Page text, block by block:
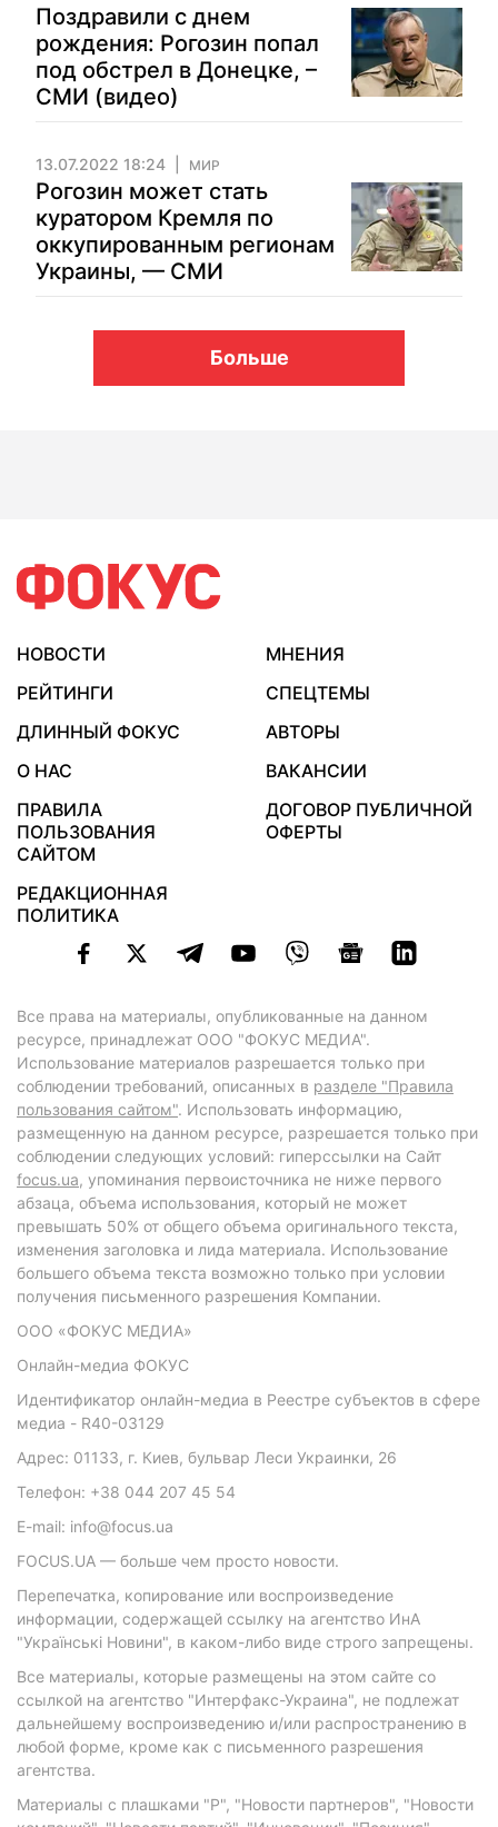
Поздравили с днем
рождения: Рогозин попал
под обстрел в Донецке, –
СМИ (видео)
13.07.2022 18:24 МИР
Рогозин может стать
куратором Кремля по
оккупированным регионам
Украины, — СМИ
Больше
НОВОСТИ
МНЕНИЯ
РЕЙТИНГИ
СПЕЦТЕМЫ
ДЛИННЫЙ ФОКУС
АВТОРЫ
О НАС
ВАКАНСИИ
ПРАВИЛА
ПОЛЬЗОВАНИЯ
САЙТОМ
ДОГОВОР ПУБЛИЧНОЙ
ОФЕРТЫ
РЕДАКЦИОННАЯ
ПОЛИТИКА
Все права на материалы, опубликованные на данном
ресурсе, принадлежат ООО "ФОКУС МЕДИА".
Использование материалов разрешается только при
соблюдении требований, описанных в разделе "Правила
пользования сайтом". Использовать информацию,
размещенную на данном ресурсе, разрешается только при
соблюдении следующих условий: гиперссылки на Сайт
focus.ua, упоминания первоисточника не ниже первого
абзаца, объема использования, который не может
превышать 50% от общего объема оригинального текста,
изменения заголовка и лида материала. Использование
большего объема текста возможно только при условии
получения письменного разрешения Компании.
ООО «ФОКУС МЕДИА»
Онлайн-медиа ФОКУС
Идентификатор онлайн-медиа в Реестре субъектов в сфере
медиа - R40-03129
Адрес: 01133, г. Киев, бульвар Леси Украинки, 26
Телефон: +38 044 207 45 54
E-mail: info@focus.ua
FOCUS.UA — больше чем просто новости.
Перепечатка, копирование или воспроизведение
информации, содержащей ссылку на агентство ИнА
"Українські Новини", в каком-либо виде строго запрещены.
Все материалы, которые размещены на этом сайте со
ссылкой на агентство "Интерфакс-Украина", не подлежат
дальнейшему воспроизведению и/или распространению в
любой форме, кроме как с письменного разрешения
агентства.
Материалы с плашками "Р", "Новости партнеров", "Новости